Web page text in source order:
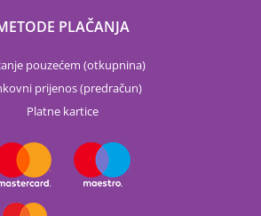
PLAČANJA
pouzećem (otkupnina)
prijenos (predračun)
Platne kartice